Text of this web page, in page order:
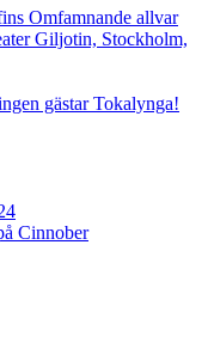
Omfamnande allvar
Giljotin, Stockholm,
gästar Tokalynga!
Cinnober